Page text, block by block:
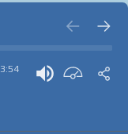
3:54